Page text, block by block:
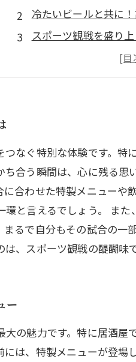
冷たいビールと共に
スポーツ観戦を盛り
心が一つに！生中継
感動の瞬間を共有す
なぐ特別な体験です。
合う瞬間は、心に残る
合わせた特製メニュー
と言えるでしょう。 ま
るで自分もその試合の
、スポーツ観戦の醍醐
ー
の魅力です。特に居酒
は、特製メニューが登